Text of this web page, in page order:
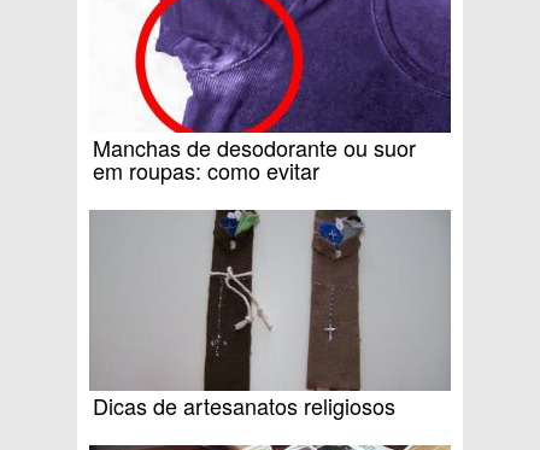
Manchas de desodorante ou suor
em roupas: como evitar
Dicas de artesanatos religiosos